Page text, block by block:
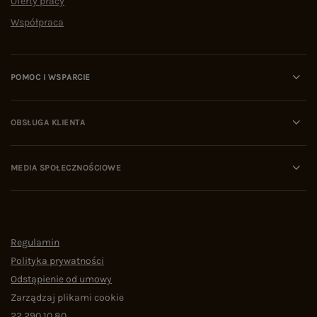
Współpraca
POMOC I WSPARCIE
OBSŁUGA KLIENTA
MEDIA SPOŁECZNOŚCIOWE
Regulamin
Polityka prywatności
Odstąpienie od umowy
Zarządzaj plikami cookie